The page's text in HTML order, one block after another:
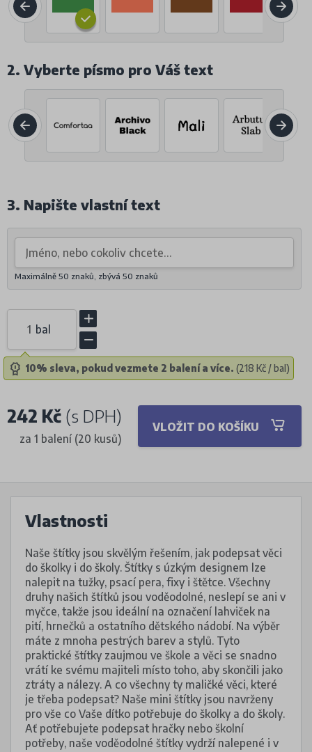
2. Vyberte písmo pro Váš text
3. Napište vlastní text
Maximálně 50 znaků, zbývá 50 znaků
bal
10% sleva, pokud vezmete 2 balení a více. (218 Kč / bal)
242 Kč (s DPH)
za 1 balení (20 kusů)
VLOŽIT DO KOŠÍKU
Vlastnosti
Naše štítky jsou skvělým řešením, jak podepsat věci
do školky i do školy. Štítky s úzkým designem lze
nalepit na tužky, psací pera, fixy i štětce. Všechny
druhy našich štítků jsou voděodolné, neslepí se ani v
myčce, takže jsou ideální na označení lahviček na
pití, hrnečků a ostatního dětského nádobí. Na výběr
máte z mnoha pestrých barev a stylů. Tyto
praktické štítky zaujmou ve škole a věci se snadno
vrátí ke svému majiteli místo toho, aby skončili jako
ztráty a nálezy. A co všechny ty maličké věci, které
je třeba podepsat? Naše mini štítky jsou navrženy
pro vše co Vaše dítko potřebuje do školky a do školy.
Ať potřebujete podepsat hračky nebo školní
potřeby, naše voděodolné štítky vydrží nalepené i v